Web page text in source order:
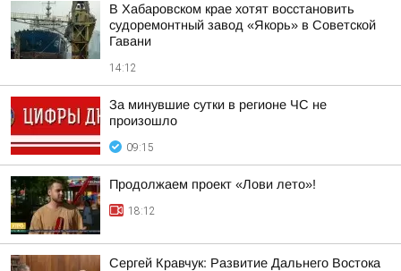
В Хабаровском крае хотят восстановить
судоремонтный завод «Якорь» в Советской
Гавани
14:12
За минувшие сутки в регионе ЧС не
произошло
09:15
Продолжаем проект «Лови лето»!
18:12
Сергей Кравчук: Развитие Дальнего Востока